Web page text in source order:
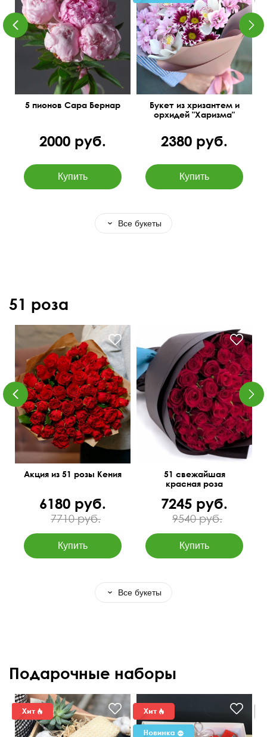
Оформление атласной
лентой
45 см
20 см
5 пионов Сара Бернар
2000 руб.
Букет из хризантем и
орхидей "Харизма"
2380 руб.
Все букеты
51 роза
Мини-розочки 40 см
Акция из 51 розы Кения
6180 руб.
7710 руб.
50 см 60 см
51 свежайшая
красная роза
7245 руб.
9540 руб.
Все букеты
Подарочные наборы